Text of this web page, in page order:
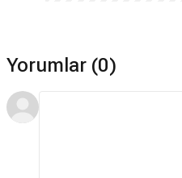
Yorumlar (0)